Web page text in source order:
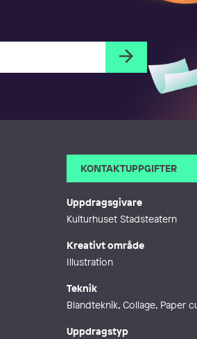
KONTAKTUPPGIFTER
Webb http://
Uppdragsgivare
Kulturhuset Stadsteatern
Kreativt område
Illustration
Teknik
Blandteknik, Collage, Paper
Uppdragstyp